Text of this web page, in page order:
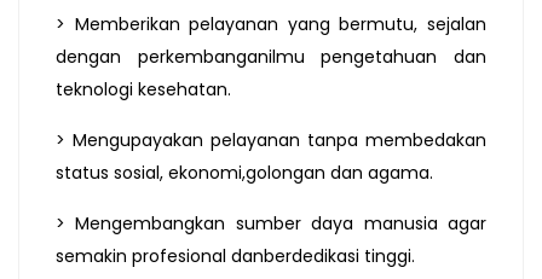
> Memberikan pelayanan yang bermutu, sejalan
dengan perkembanganilmu pengetahuan dan
teknologi kesehatan.
> Mengupayakan pelayanan tanpa membedakan
status sosial, ekonomi,golongan dan agama.
> Mengembangkan sumber daya manusia agar
semakin profesional danberdedikasi tinggi.